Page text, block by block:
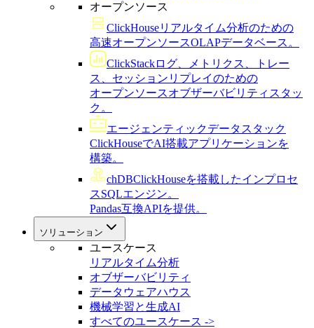
オープンソース
ClickHouseリアルタイム分析のための
高速オープンソースOLAPデータベース。
ClickStackログ、メトリクス、トレー
ス、セッションリプレイのための
オープンソースオブザーバビリティスタッ
ク。
エージェンティックデータスタック
ClickHouseでAI搭載アプリケーションを
構築。
chDBClickHouseを搭載したインプロセ
スSQLエンジン。
Pandas互換APIを提供。
ソリューション
ユースケース
リアルタイム分析
オブザーバビリティ
データウェアハウス
機械学習と生成AI
すべてのユースケース ->